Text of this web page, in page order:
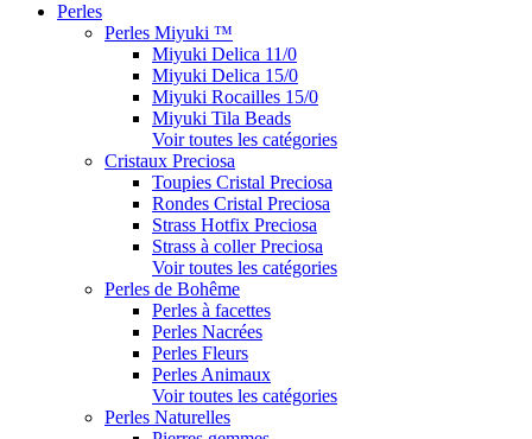
Perles
Perles Miyuki ™
Miyuki Delica 11/0
Miyuki Delica 15/0
Miyuki Rocailles 15/0
Miyuki Tila Beads
Voir toutes les catégories
Cristaux Preciosa
Toupies Cristal Preciosa
Rondes Cristal Preciosa
Strass Hotfix Preciosa
Strass à coller Preciosa
Voir toutes les catégories
Perles de Bohême
Perles à facettes
Perles Nacrées
Perles Fleurs
Perles Animaux
Voir toutes les catégories
Perles Naturelles